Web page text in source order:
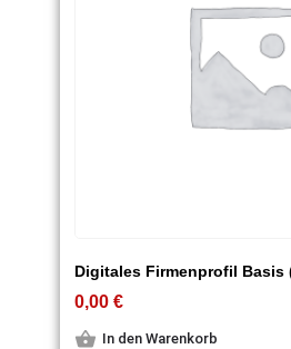
Digitales Firmenprofil Basis
0,00€
In den Warenkorb